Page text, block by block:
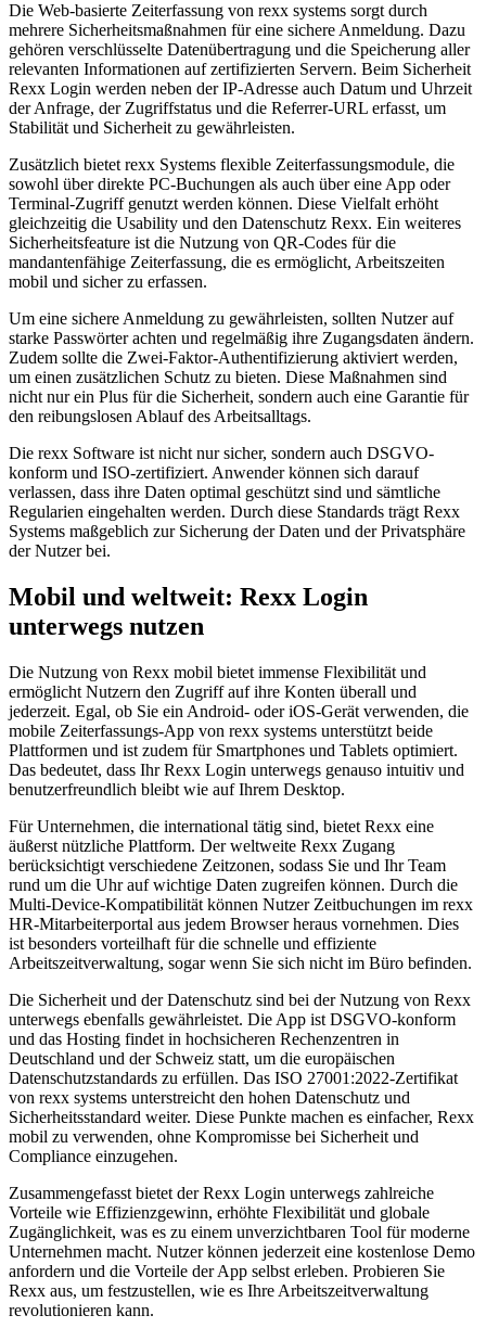
Die Web-basierte Zeiterfassung von rexx systems sorgt durch
mehrere Sicherheitsmaßnahmen für eine sichere Anmeldung. Dazu
gehören verschlüsselte Datenübertragung und die Speicherung aller
relevanten Informationen auf zertifizierten Servern. Beim Sicherheit
Rexx Login werden neben der IP-Adresse auch Datum und Uhrzeit
der Anfrage, der Zugriffstatus und die Referrer-URL erfasst, um
Stabilität und Sicherheit zu gewährleisten.
Zusätzlich bietet rexx Systems flexible Zeiterfassungsmodule, die
sowohl über direkte PC-Buchungen als auch über eine App oder
Terminal-Zugriff genutzt werden können. Diese Vielfalt erhöht
gleichzeitig die Usability und den Datenschutz Rexx. Ein weiteres
Sicherheitsfeature ist die Nutzung von QR-Codes für die
mandantenfähige Zeiterfassung, die es ermöglicht, Arbeitszeiten
mobil und sicher zu erfassen.
Um eine sichere Anmeldung zu gewährleisten, sollten Nutzer auf
starke Passwörter achten und regelmäßig ihre Zugangsdaten ändern.
Zudem sollte die Zwei-Faktor-Authentifizierung aktiviert werden,
um einen zusätzlichen Schutz zu bieten. Diese Maßnahmen sind
nicht nur ein Plus für die Sicherheit, sondern auch eine Garantie für
den reibungslosen Ablauf des Arbeitsalltags.
Die rexx Software ist nicht nur sicher, sondern auch DSGVO-
konform und ISO-zertifiziert. Anwender können sich darauf
verlassen, dass ihre Daten optimal geschützt sind und sämtliche
Regularien eingehalten werden. Durch diese Standards trägt Rexx
Systems maßgeblich zur Sicherung der Daten und der Privatsphäre
der Nutzer bei.
Mobil und weltweit: Rexx Login
unterwegs nutzen
Die Nutzung von Rexx mobil bietet immense Flexibilität und
ermöglicht Nutzern den Zugriff auf ihre Konten überall und
jederzeit. Egal, ob Sie ein Android- oder iOS-Gerät verwenden, die
mobile Zeiterfassungs-App von rexx systems unterstützt beide
Plattformen und ist zudem für Smartphones und Tablets optimiert.
Das bedeutet, dass Ihr Rexx Login unterwegs genauso intuitiv und
benutzerfreundlich bleibt wie auf Ihrem Desktop.
Für Unternehmen, die international tätig sind, bietet Rexx eine
äußerst nützliche Plattform. Der weltweite Rexx Zugang
berücksichtigt verschiedene Zeitzonen, sodass Sie und Ihr Team
rund um die Uhr auf wichtige Daten zugreifen können. Durch die
Multi-Device-Kompatibilität können Nutzer Zeitbuchungen im rexx
HR-Mitarbeiterportal aus jedem Browser heraus vornehmen. Dies
ist besonders vorteilhaft für die schnelle und effiziente
Arbeitszeitverwaltung, sogar wenn Sie sich nicht im Büro befinden.
Die Sicherheit und der Datenschutz sind bei der Nutzung von Rexx
unterwegs ebenfalls gewährleistet. Die App ist DSGVO-konform
und das Hosting findet in hochsicheren Rechenzentren in
Deutschland und der Schweiz statt, um die europäischen
Datenschutzstandards zu erfüllen. Das ISO 27001:2022-Zertifikat
von rexx systems unterstreicht den hohen Datenschutz und
Sicherheitsstandard weiter. Diese Punkte machen es einfacher, Rexx
mobil zu verwenden, ohne Kompromisse bei Sicherheit und
Compliance einzugehen.
Zusammengefasst bietet der Rexx Login unterwegs zahlreiche
Vorteile wie Effizienzgewinn, erhöhte Flexibilität und globale
Zugänglichkeit, was es zu einem unverzichtbaren Tool für moderne
Unternehmen macht. Nutzer können jederzeit eine kostenlose Demo
anfordern und die Vorteile der App selbst erleben. Probieren Sie
Rexx aus, um festzustellen, wie es Ihre Arbeitszeitverwaltung
revolutionieren kann.